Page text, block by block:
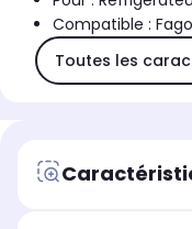
Compatible :
Toutes les